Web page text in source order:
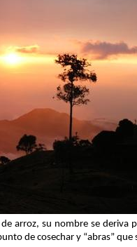
arroz, su nombre se deriva
de cosechar y “abras” que